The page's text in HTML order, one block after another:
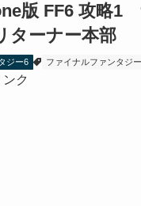
版 FF6 攻略1
ターナー本部
ジー6 ファイナルファンタジ
ク